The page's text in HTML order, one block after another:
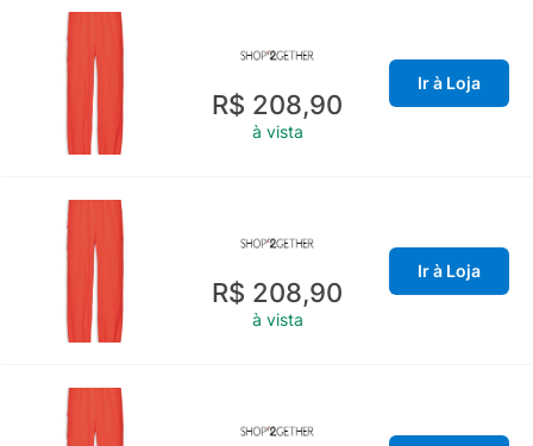
R$ 208,90
à vista
Ir à Loja
R$ 208,90
à vista
Ir à Loja